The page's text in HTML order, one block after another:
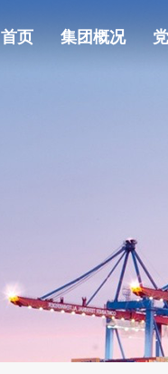
首页 集团概况